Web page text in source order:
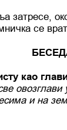
затресе,
се
као
овозглави
и на